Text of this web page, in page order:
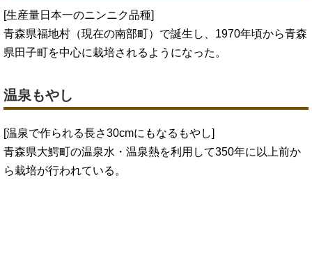
[生産量日本一のニンニク品種]
青森県福地村（現在の南部町）で誕生し、1970年頃から青森
県田子町を中心に栽培されるようになった。
温泉もやし
[温泉で作られる長さ30cmにもなるもやし]
青森県大鰐町の温泉水・温泉熱を利用して350年に以上前か
ら栽培が行われている。